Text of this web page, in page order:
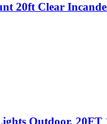
20ft Clear
Outdoor,